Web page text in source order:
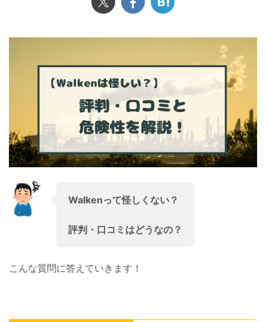
Walkenって怪しくない？
評判・口コミはどうなの？
こんな質問に答えていきます！